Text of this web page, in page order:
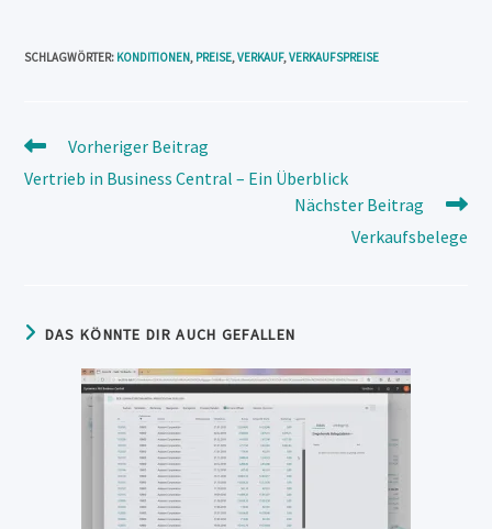
SCHLAGWÖRTER: KONDITIONEN, PREISE,VERKAUF,VERKAUFSPREISE
Weitere
ansehen
Vorheriger Beitrag
Vertrieb in Business Central – Ein Überblick
Nächster Beitrag
Verkaufsbelege
DAS KÖNNTE DIR AUCH GEFALLEN